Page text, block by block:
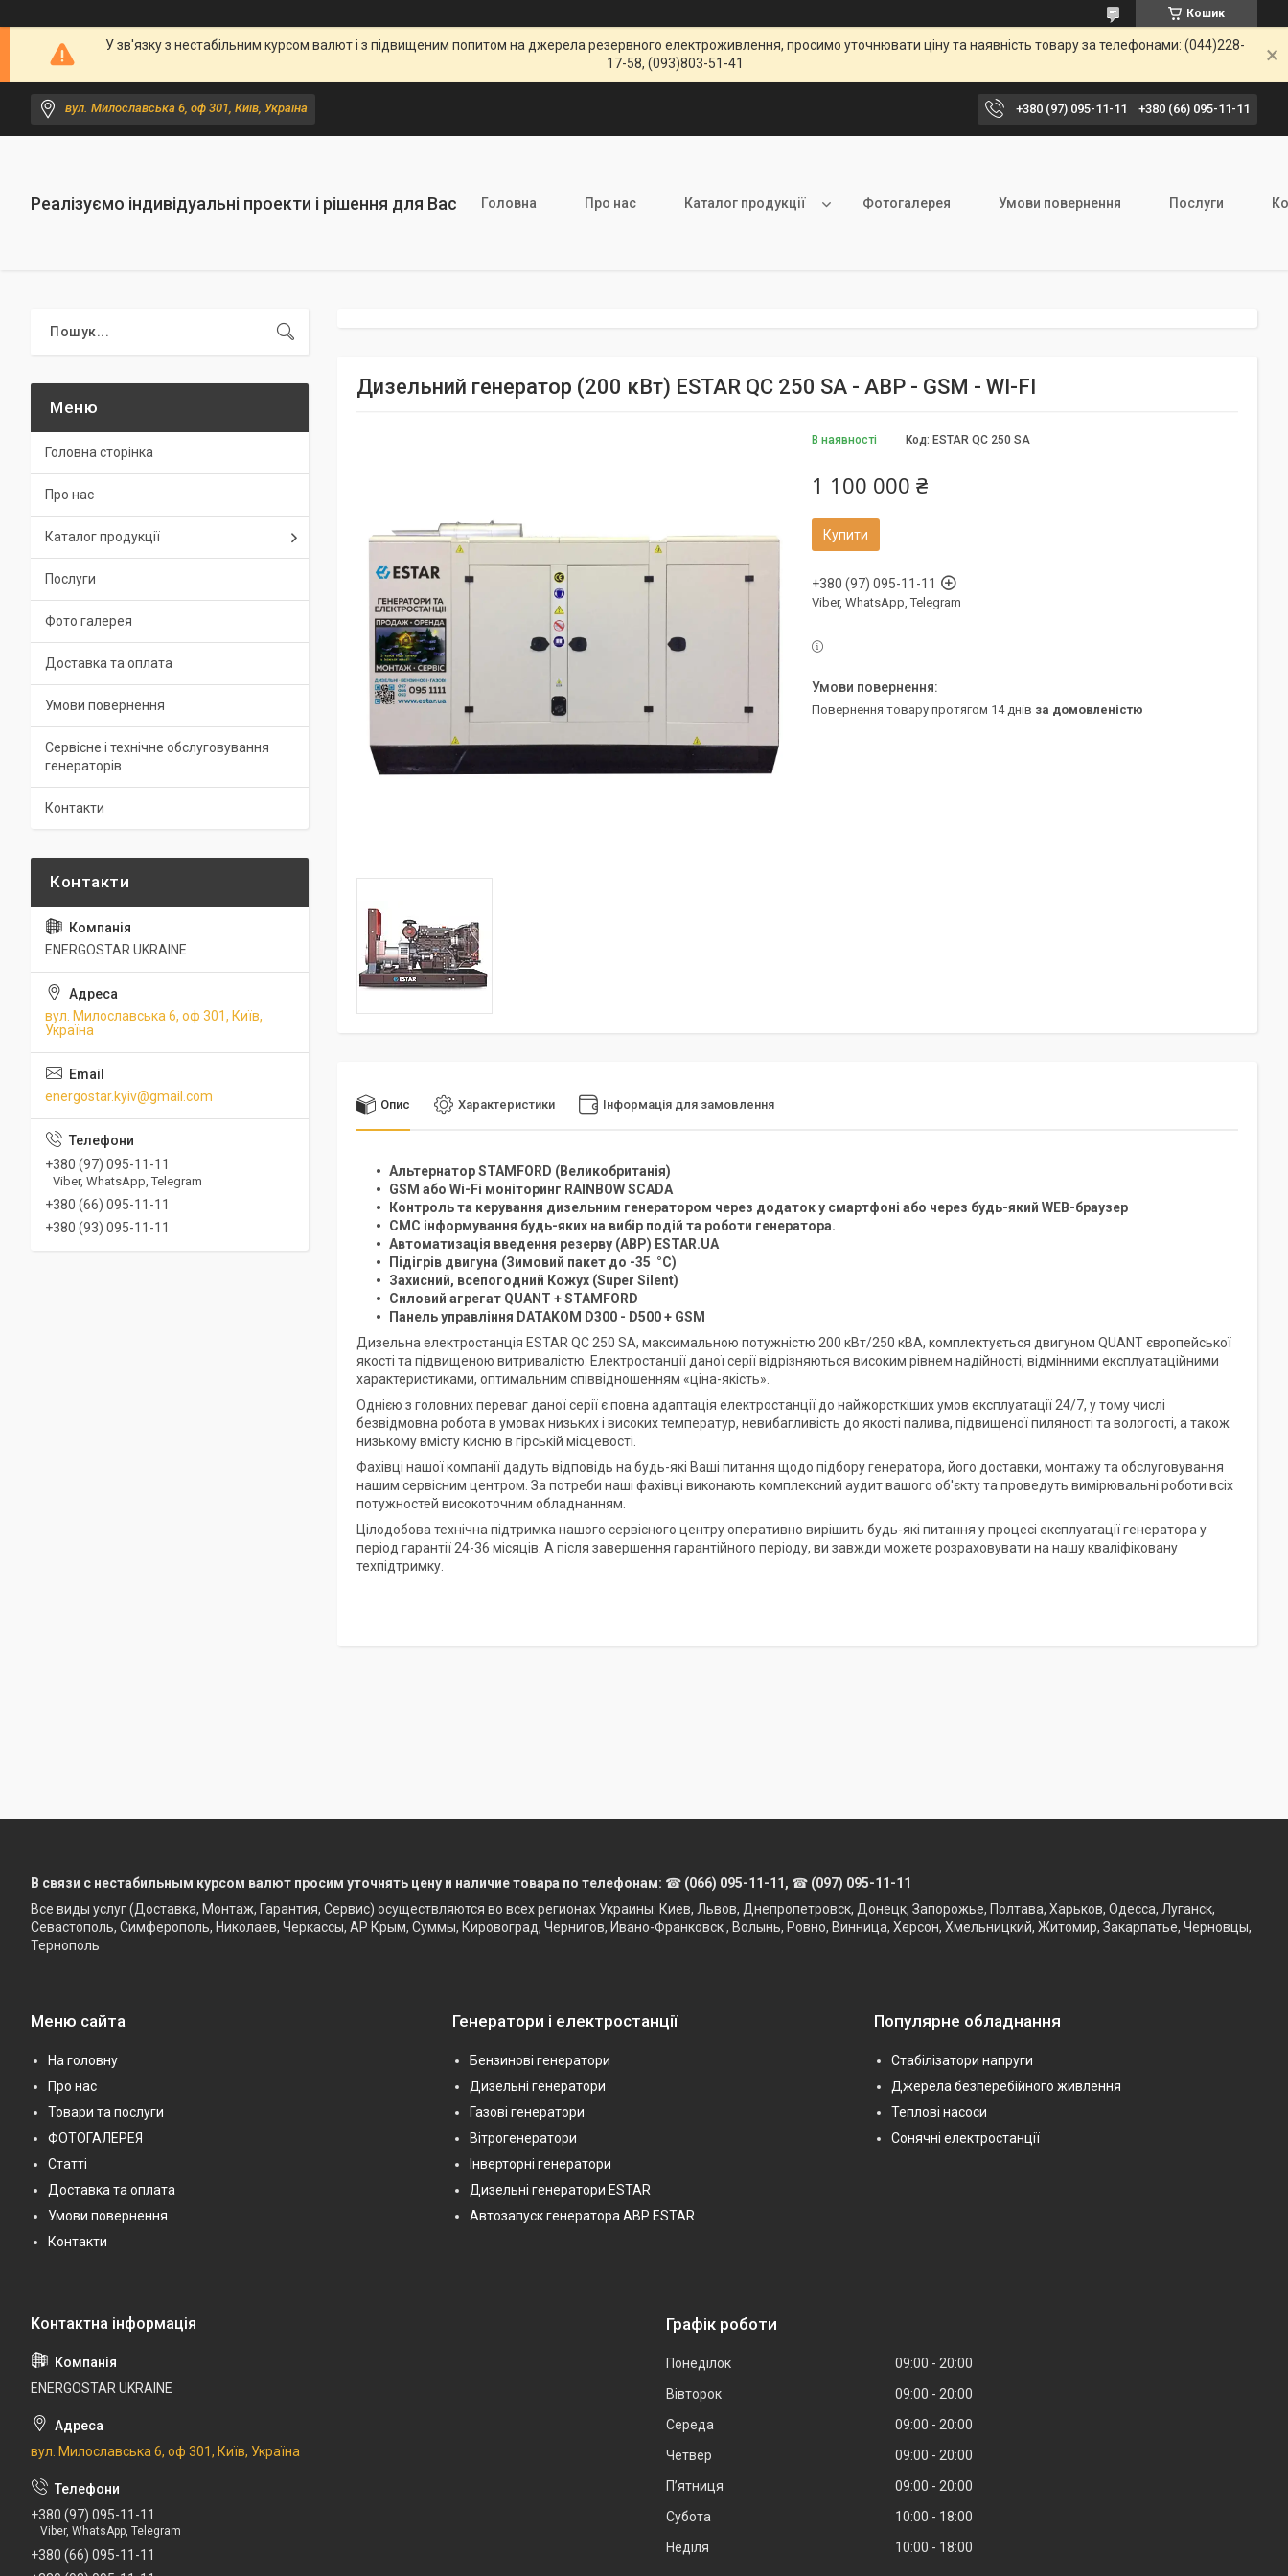
Кошик
У зв'язку з нестабільним курсом валют і з підвищеним попитом на джерела резервного електроживлення, просимо уточнювати ціну та наявність товару за телефонами: (044)228-
17-58, (093)803-51-41
вул. Милославська 6, оф 301, Київ, Україна +380 (97) 095-11-11 +380 (66) 095-11-11
Реалізуємо індивідуальні проекти і рішення для Вас Головна Про нас Каталог продукції Фотогалерея Умови повернення Послуги
Дизельний генератор (200 кВт) ESTAR QC 250 SA - АВР - GSM - WI-FI
В наявності Код: ESTAR QC 250 SA
1 100 000 ₴
Купити
+380 (97) 095-11-11
Viber, WhatsApp, Telegram
повернення товару протягом 14 днів за домовленістю
Опис Характеристики Інформація для замовлення
Альтернатор STAMFORD (Великобританія)
GSM або Wi-Fi моніторинг RAINBOW SCADA
Контроль та керування дизельним генератором через додаток у смартфоні або через будь-який WEB-браузер
СМС інформування будь-яких на вибір подій та роботи генератора.
Автоматизація введення резерву (АВР) ESTAR.UA
Підігрів двигуна (Зимовий пакет до -35 °C)
Захисний, всепогодний Кожух (Super Silent)
Силовий агрегат QUANT + STAMFORD
Панель управління DATAKOM D300 - D500 + GSM
Дизельна електростанція ESTAR QC 250 SA, максимальною потужністю 200 кВт/250 кВА, комплектується двигуном QUANT європейської
якості та підвищеною витривалістю. Електростанції даної серії відрізняються високим рівнем надійності, відмінними експлуатаційними
характеристиками, оптимальним співвідношенням «ціна-якість».
Однією з головних переваг даної серії є повна адаптація електростанції до найжорсткіших умов експлуатації 24/7, у тому числі
безвідмовна робота в умовах низьких і високих температур, невибагливість до якості палива, підвищеної пиляності та вологості, а також
низькому вмісту кисню в гірській місцевості.
Фахівці нашої компанії дадуть відповідь на будь-які Ваші питання щодо підбору генератора, його доставки, монтажу та обслуговування
нашим сервісним центром. За потреби наші фахівці виконають комплексний аудит вашого об'єкту та проведуть вимірювальні роботи всіх
потужностей високоточним обладнанням.
Цілодобова технічна підтримка нашого сервісного центру оперативно вирішить будь-які питання у процесі експлуатації генератора у
період гарантії 24-36 місяців. А після завершення гарантійного періоду, ви завжди можете розраховувати на нашу кваліфіковану
техпідтримку.
Головна сторінка
Про нас
Каталог продукції
Послуги
Фото галерея
Доставка та оплата
Умови повернення
Сервісне і технічне обслуговування
генераторів
Контакти
ENERGOSTAR UKRAINE
вул. Милославська 6, оф 301, Київ,
Україна
energostar.kyiv@gmail.com
+380 (97) 095-11-11
Viber, WhatsApp, Telegram
+380 (66) 095-11-11
+380 (93) 095-11-11
В связи с нестабильным курсом валют просим уточнять цену и наличие товара по телефонам: ☎ (066) 095-11-11, ☎ (097) 095-11-11
Все виды услуг (Доставка, Монтаж, Гарантия, Сервис) осуществляются во всех регионах Украины: Киев, Львов, Днепропетровск, Донецк, Запорожье, Полтава, Харьков, Одесса, Луганск,
Севастополь, Симферополь, Николаев, Черкассы, АР Крым, Суммы, Кировоград, Чернигов, Ивано-Франковск , Волынь, Ровно, Винница, Херсон, Хмельницкий, Житомир, Закарпатье, Черновцы,
Тернополь
Меню сайта
На головну
Про нас
Товари та послуги
ФОТОГАЛЕРЕЯ
Статті
Доставка та оплата
Умови повернення
Контакти
Генератори і електростанції
Бензинові генератори
Дизельні генератори
Газові генератори
Вітрогенератори
Інверторні генератори
Дизельні генератори ESTAR
Автозапуск генератора АВР ESTAR
Популярне обладнання
Стабілізатори напруги
Джерела безперебійного живлення
Теплові насоси
Сонячні електростанції
ENERGOSTAR UKRAINE
вул. Милославська 6, оф 301, Київ, Україна
+380 (97) 095-11-11
Viber, WhatsApp, Telegram
+380 (66) 095-11-11
Графік роботи
Понеділок 09:00
20:00
Вівторок
09:00
20:00
Середа
09:00
20:00
Четвер
09:00
20:00
Пʼятниця
09:00
20:00
Субота
10:00
18:00
Неділя
10:00 18:00